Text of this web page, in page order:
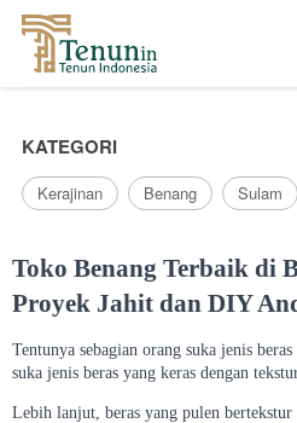
KATEGORI
Kerajinan Benang Sulam
Toko Benang Terbaik di
Proyek Jahit dan DIY
Tentunya sebagian orang suka jenis
suka jenis beras yang keras dengan
Lebih lanjut, beras yang pulen